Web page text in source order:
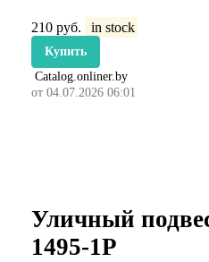
210 руб. in stock
Купить
Catalog.onliner.by
от 04.07.2026 06:01
Уличный
1495-1P